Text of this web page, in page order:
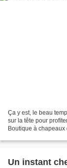
Ça y est, le beau
sur la tête pour
Boutique à
Un instant